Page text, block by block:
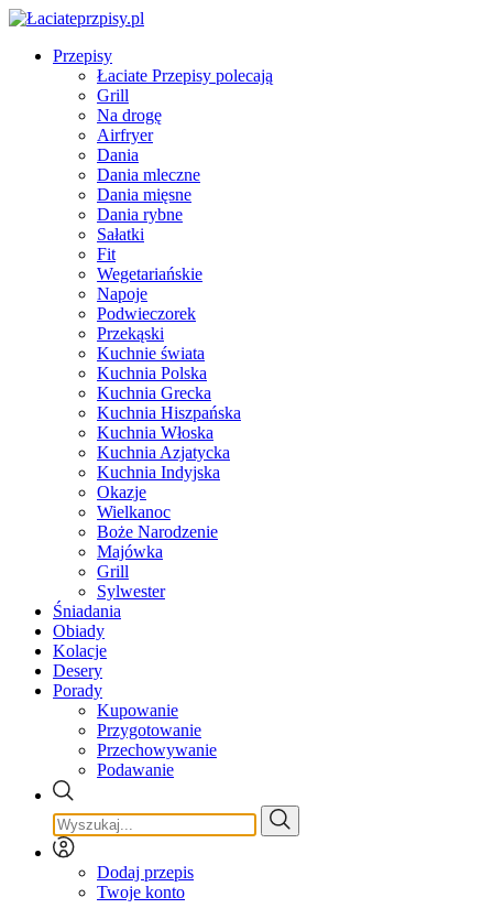
Przepisy
Łaciate Przepisy polecają
Grill
Na drogę
Airfryer
Dania
Dania mleczne
Dania mięsne
Dania rybne
Sałatki
Fit
Wegetariańskie
Napoje
Podwieczorek
Przekąski
Kuchnie świata
Kuchnia Polska
Kuchnia Grecka
Kuchnia Hiszpańska
Kuchnia Włoska
Kuchnia Azjatycka
Kuchnia Indyjska
Okazje
Wielkanoc
Boże Narodzenie
Majówka
Grill
Sylwester
Śniadania
Obiady
Kolacje
Desery
Porady
Kupowanie
Przygotowanie
Przechowywanie
Podawanie
Dodaj przepis
Twoje konto